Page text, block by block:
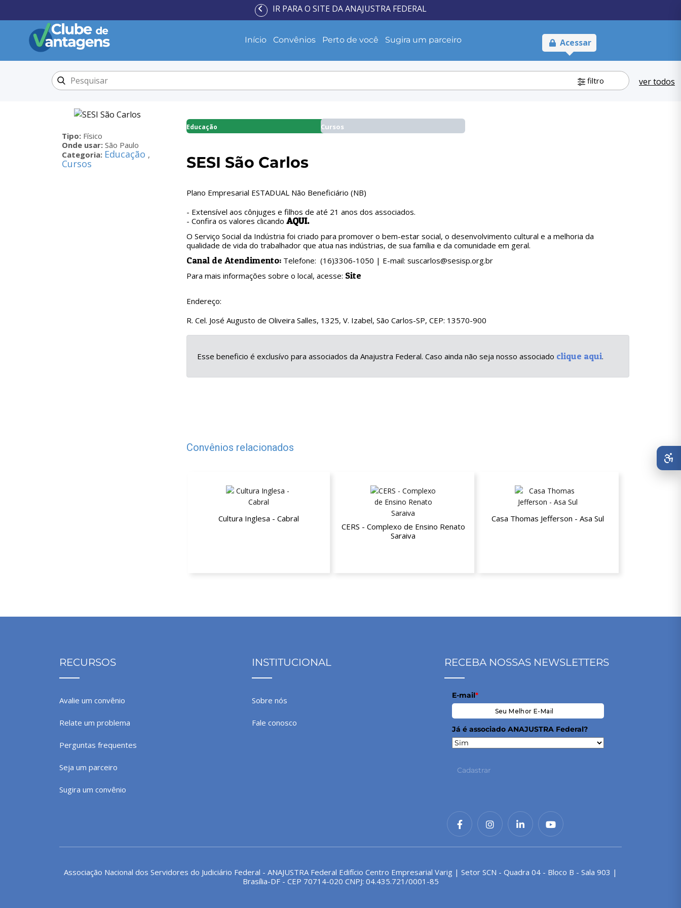
IR PARA O SITE DA ANAJUSTRA FEDERAL
Início Convênios Perto de você Sugira um parceiro Acessar
filtro ver todos
Tipo: Físico
Onde usar: São Paulo
Categoria: Educação ,
Cursos
Educação Cursos
SESI São Carlos
Plano Empresarial ESTADUAL Não Beneficiário (NB)
- Extensível aos cônjuges e filhos de até 21 anos dos associados.
- Confira os valores clicando AQUI.
O Serviço Social da Indústria foi criado para promover o bem-estar social, o desenvolvimento cultural e a melhoria da
qualidade de vida do trabalhador que atua nas indústrias, de sua família e da comunidade em geral.
Canal de Atendimento: Telefone: (16)3306-1050 | E-mail: suscarlos@sesisp.org.br
Para mais informações sobre o local, acesse: Site
Endereço:
R. Cel. José Augusto de Oliveira Salles, 1325, V. Izabel, São Carlos-SP, CEP: 13570-900
Esse beneficio é exclusívo para associados da Anajustra Federal. Caso ainda não seja nosso associado clique aqui.
Convênios relacionados
Cultura Inglesa - Cabral
CERS - Complexo de Ensino Renato
Saraiva
Casa Thomas Jefferson - Asa Sul
RECURSOS
Avalie um convênio
Relate um problema
Perguntas frequentes
Seja um parceiro
Sugira um convênio
INSTITUCIONAL
Sobre nós
Fale conosco
RECEBA NOSSAS NEWSLETTERS
E-mail*
Já é associado ANAJUSTRA Federal?
Cadastrar
Associação Nacional dos Servidores do Judiciário Federal - ANAJUSTRA Federal Edifício Centro Empresarial Varig | Setor SCN - Quadra 04 - Bloco B - Sala 903 |
Brasília-DF - CEP 70714-020 CNPJ: 04.435.721/0001-85